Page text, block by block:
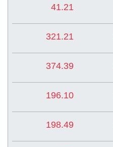
41.21
321.21
374.39
196.10
198.49